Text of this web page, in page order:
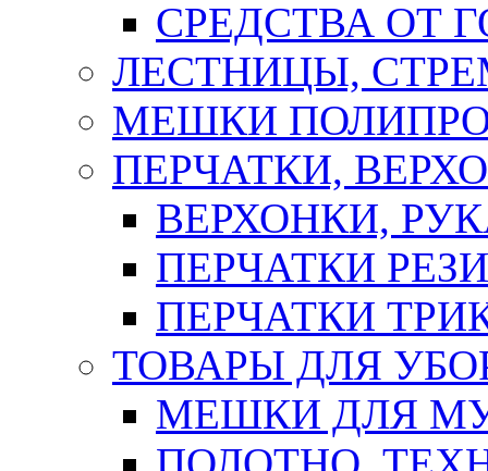
СРЕДСТВА ОТ
ЛЕСТНИЦЫ,
МЕШКИ
ПЕРЧАТКИ,
ВЕРХОНКИ,
ПЕРЧАТКИ
ПЕРЧАТКИ
ТОВАРЫ ДЛЯ
МЕШКИ ДЛЯ